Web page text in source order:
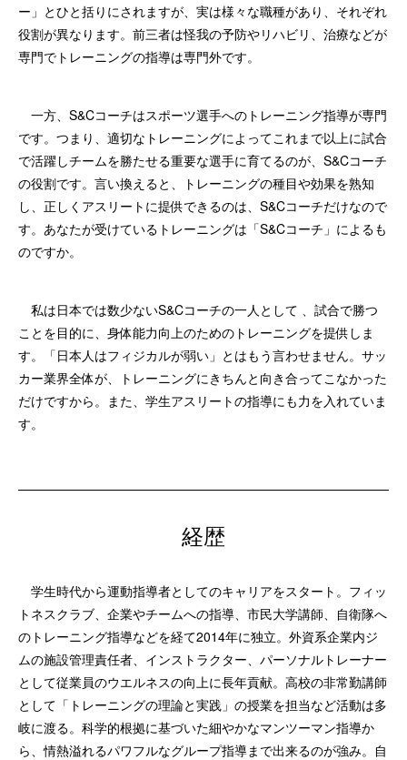
ー」とひと括りにされますが、実は様々な職種があり、それぞれ
役割が異なります。前三者は怪我の予防やリハビリ、治療などが
専門でトレーニングの指導は専門外です。
一方、S&Cコーチはスポーツ選手へのトレーニング指導が専門
です。つまり、適切なトレーニングによってこれまで以上に試合
で活躍しチームを勝たせる重要な選手に育てるのが、S&Cコーチ
の役割です。言い換えると、トレーニングの種目や効果を熟知
し、正しくアスリートに提供できるのは、S&Cコーチだけなので
す。あなたが受けているトレーニングは「S&Cコーチ」によるも
のですか。
私は日本では数少ないS&Cコーチの一人として 、試合で勝つ
ことを目的に、身体能力向上のためのトレーニングを提供しま
す。「日本人はフィジカルが弱い」とはもう言わせません。サッ
カー業界全体が、トレーニングにきちんと向き合ってこなかった
だけですから。また、学生アスリートの指導にも力を入れていま
す。
経歴
学生時代から運動指導者としてのキャリアをスタート。フィッ
トネスクラブ、企業やチームへの指導、市民大学講師、自衛隊へ
のトレーニング指導などを経て2014年に独立。外資系企業内ジ
ムの施設管理責任者、インストラクター、パーソナルトレーナー
として従業員のウエルネスの向上に長年貢献。高校の非常勤講師
として「トレーニングの理論と実践」の授業を担当など活動は多
岐に渡る。科学的根拠に基づいた細やかなマンツーマン指導か
ら、情熱溢れるパワフルなグループ指導まで出来るのが強み。自